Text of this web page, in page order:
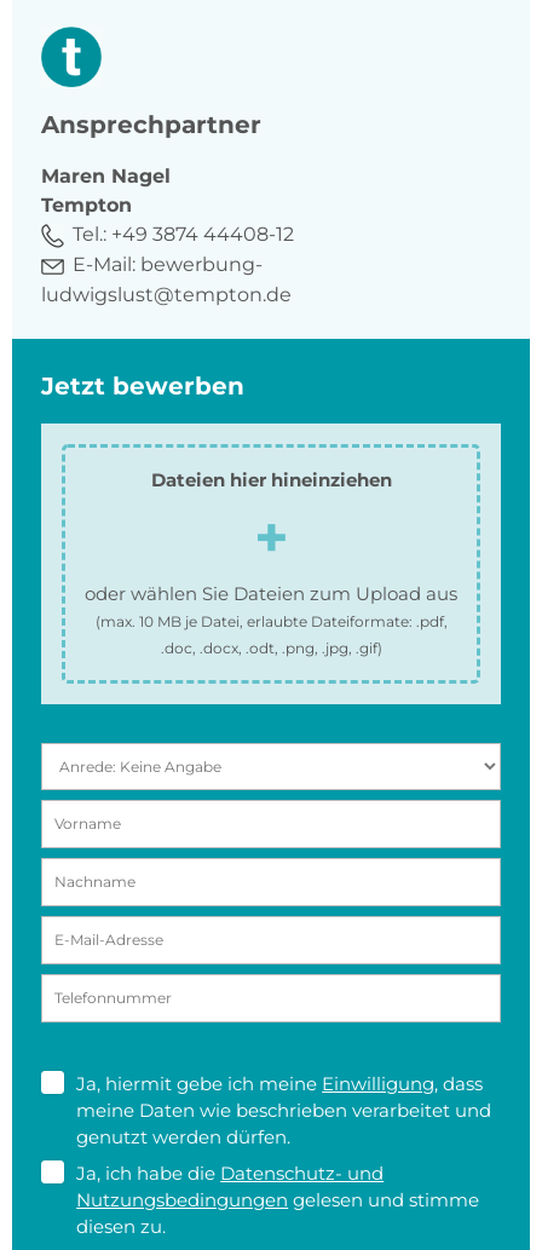
Ansprechpartner
Maren Nagel
Tempton
Tel.: +49 3874 44408-12
E-Mail: bewerbung-
ludwigslust@tempton.de
Jetzt bewerben
Dateien hier hineinziehen
oder wählen Sie Dateien zum Upload aus
(max. 10 MBje Datei, erlaubte Dateiformate: .pdf,
.doc, .docx, .odt, .png, .jpg, .gif)
Ja, hiermit gebe ich meine Einwilligung, dass
meine Daten wie beschrieben verarbeitet und
genutzt werden dürfen.
Ja, ich habe die Datenschutz- und
Nutzungsbedingungen gelesen und stimme
diesen zu.